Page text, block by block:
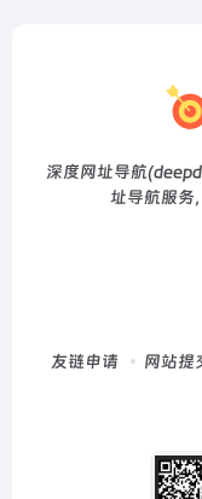
深度网址导航
址导航服务
友链申请 网站提